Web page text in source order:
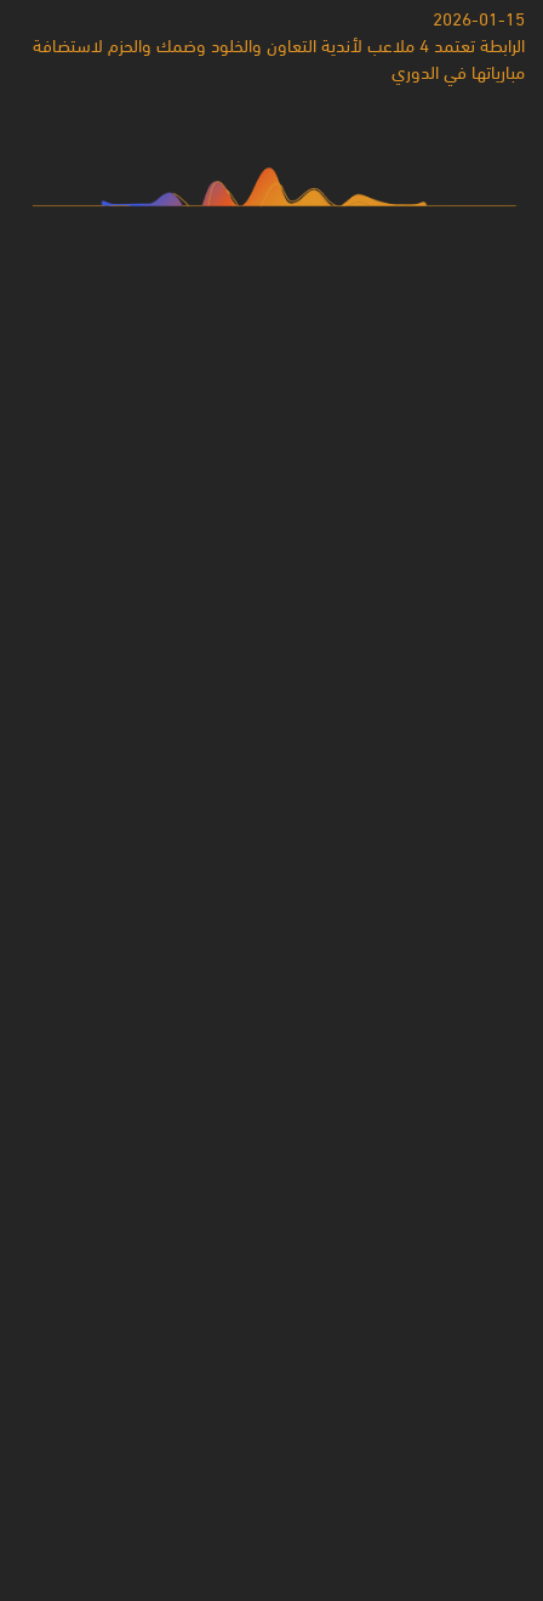
2026-01-15
الرابطة تعتمد 4 ملاعب لأندية التعاون والخلود وضمك والحزم لاستضافة
مبارياتها في الدوري